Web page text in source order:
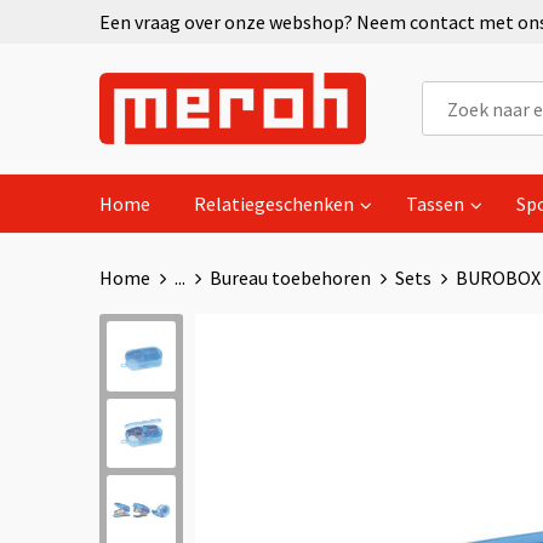
Een vraag over onze webshop? Neem contact met
Home Relatiegeschenken Tassen
Home ... Bureau toebehoren Sets